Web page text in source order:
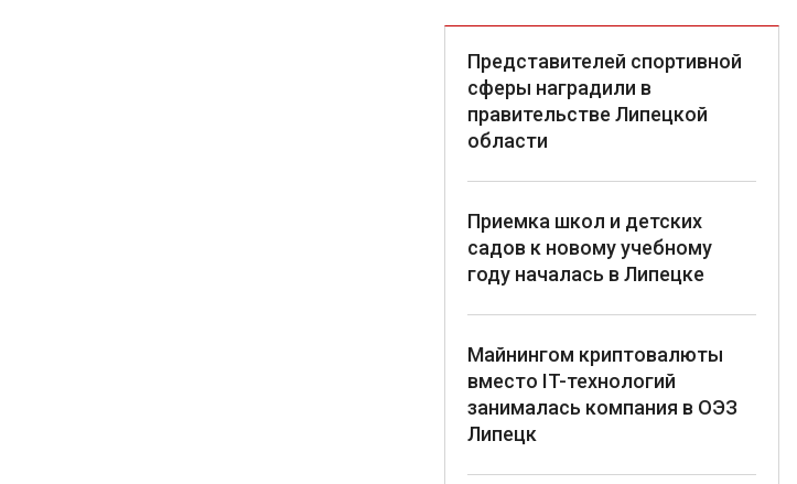
Представителей спортивной
сферы наградили в
правительстве Липецкой
области
Приемка школ и детских
садов к новому учебному
году началась в Липецке
Майнингом криптовалюты
вместо IT-технологий
занималась компания в ОЭЗ
Липецк